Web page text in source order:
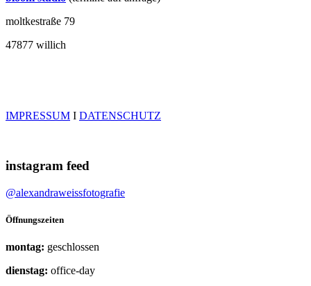
moltkestraße 79
47877 willich
IMPRESSUM I DATENSCHUTZ
instagram feed
@alexandraweissfotografie
Öffnungszeiten
montag: geschlossen
dienstag: office-day